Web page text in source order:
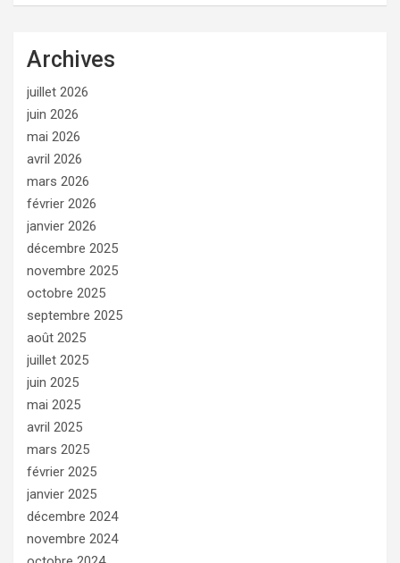
Archives
juillet 2026
juin 2026
mai 2026
avril 2026
mars 2026
février 2026
janvier 2026
décembre 2025
novembre 2025
octobre 2025
septembre 2025
août 2025
juillet 2025
juin 2025
mai 2025
avril 2025
mars 2025
février 2025
janvier 2025
décembre 2024
novembre 2024